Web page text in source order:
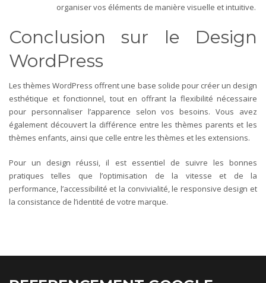
organiser vos éléments de manière visuelle et intuitive.
Conclusion sur le Design
WordPress
Les thèmes WordPress offrent une base solide pour créer un design
esthétique et fonctionnel, tout en offrant la flexibilité nécessaire
pour personnaliser l’apparence selon vos besoins. Vous avez
également découvert la différence entre les thèmes parents et les
thèmes enfants, ainsi que celle entre les thèmes et les extensions.
Pour un design réussi, il est essentiel de suivre les bonnes
pratiques telles que l’optimisation de la vitesse et de la
performance, l’accessibilité et la convivialité, le responsive design et
la consistance de l’identité de votre marque.